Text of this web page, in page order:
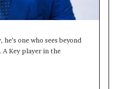
one who sees beyond
Key player in the